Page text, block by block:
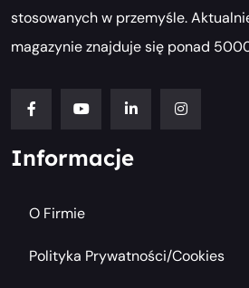
stosowanych w przemyśle.
magazynie znajduje się ponad
Informacje
O Firmie
Polityka Prywatności/cookies